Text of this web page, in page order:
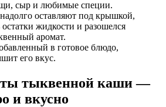
сыр и любимые специи.
оставляют под крышкой,
жидкости и разошелся
аромат.
в готовое блюдо,
его вкус.
тыквенной каши —
и вкусно